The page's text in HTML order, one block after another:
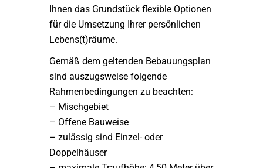
Ihnen das Grundstück flexible Optionen
für die Umsetzung Ihrer persönlichen
Lebens(t)räume.
Gemäß dem geltenden Bebauungsplan
sind auszugsweise folgende
Rahmenbedingungen zu beachten:
– Mischgebiet
– Offene Bauweise
– zulässig sind Einzel- oder
Doppelhäuser